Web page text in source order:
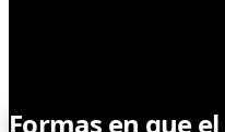
Formas en que